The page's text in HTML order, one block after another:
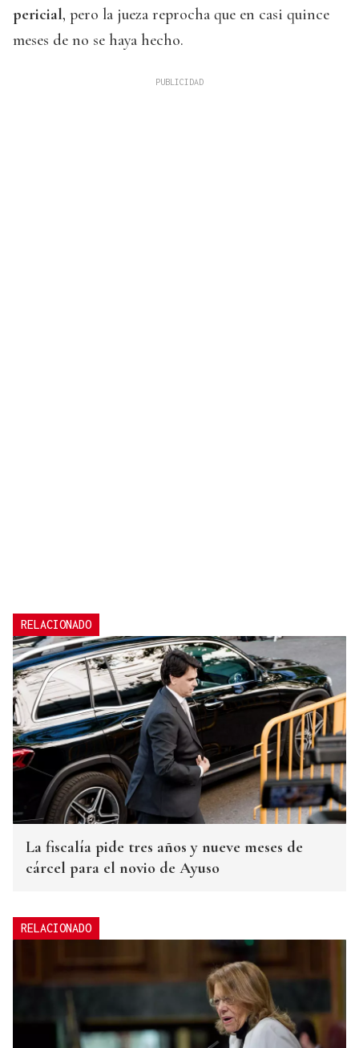
pericial, pero la jueza reprocha que en casi quince
meses de no se haya hecho.
RELACIONADO
La fiscalía pide tres años y nueve meses de
cárcel para el novio de Ayuso
RELACIONADO